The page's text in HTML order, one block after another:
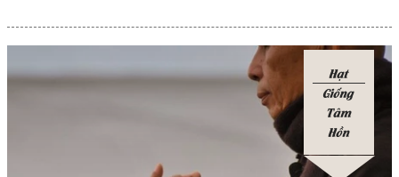
Hạt
Giống
Tâm
Hồn